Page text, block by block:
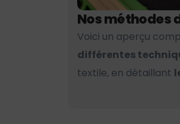
Nos méthodes
Voici un aperçu
différentes
textile, en détaillant